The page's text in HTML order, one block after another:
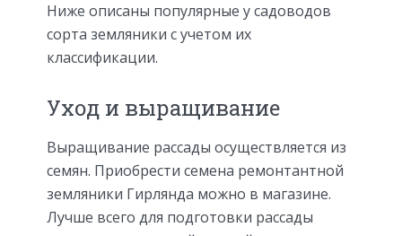
Ниже описаны популярные у садоводов
сорта земляники с учетом их
классификации.
Уход и выращивание
Выращивание рассады осуществляется из
семян. Приобрести семена ремонтантной
земляники Гирлянда можно в магазине.
Лучше всего для подготовки рассады